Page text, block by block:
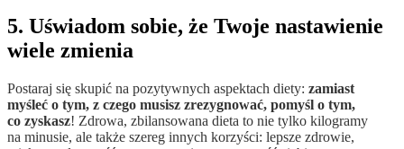
5. Uświadom sobie, że Twoje nastawienie
wiele zmienia
Postaraj się skupić na pozytywnych aspektach diety: zamiast
myśleć o tym, z czego musisz zrezygnować, pomyśl o tym,
co zyskasz! Zdrowa, zbilansowana dieta to nie tylko kilogramy
na minusie, ale także szereg innych korzyści: lepsze zdrowie,